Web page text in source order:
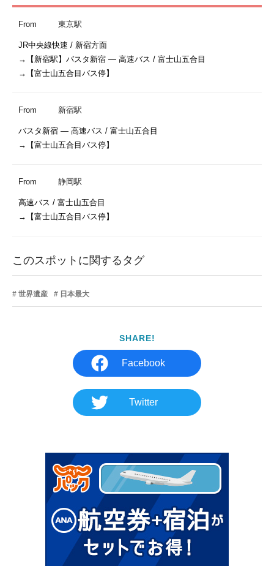
From 東京駅
JR中央線快速 / 新宿方面
→【新宿駅】バスタ新宿 — 高速バス / 富士山五合目
→【富士山五合目バス停】
From 新宿駅
バスタ新宿 — 高速バス / 富士山五合目
→【富士山五合目バス停】
From 静岡駅
高速バス / 富士山五合目
→【富士山五合目バス停】
このスポットに関するタグ
世界遺産 日本最大
SHARE!
Facebook
Twitter